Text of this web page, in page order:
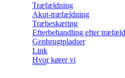
Træfældning
Akut-træfældning
Træbeskæring
Efterbehandling efter
Genbrugtpladser
Link
Hvor kører vi